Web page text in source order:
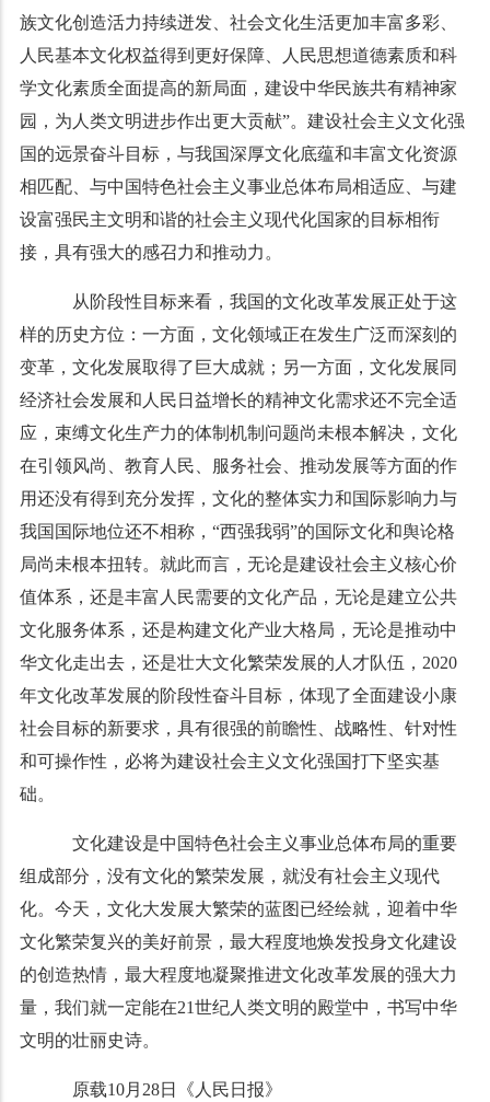
族文化创造活力持续迸发、社会文化生活更加丰富多彩、
人民基本文化权益得到更好保障、人民思想道德素质和科
学文化素质全面提高的新局面，建设中华民族共有精神家
园，为人类文明进步作出更大贡献”。建设社会主义文化强
国的远景奋斗目标，与我国深厚文化底蕴和丰富文化资源
相匹配、与中国特色社会主义事业总体布局相适应、与建
设富强民主文明和谐的社会主义现代化国家的目标相衔
接，具有强大的感召力和推动力。
从阶段性目标来看，我国的文化改革发展正处于这
样的历史方位：一方面，文化领域正在发生广泛而深刻的
变革，文化发展取得了巨大成就；另一方面，文化发展同
经济社会发展和人民日益增长的精神文化需求还不完全适
应，束缚文化生产力的体制机制问题尚未根本解决，文化
在引领风尚、教育人民、服务社会、推动发展等方面的作
用还没有得到充分发挥，文化的整体实力和国际影响力与
我国国际地位还不相称，“西强我弱”的国际文化和舆论格
局尚未根本扭转。就此而言，无论是建设社会主义核心价
值体系，还是丰富人民需要的文化产品，无论是建立公共
文化服务体系，还是构建文化产业大格局，无论是推动中
华文化走出去，还是壮大文化繁荣发展的人才队伍，2020
年文化改革发展的阶段性奋斗目标，体现了全面建设小康
社会目标的新要求，具有很强的前瞻性、战略性、针对性
和可操作性，必将为建设社会主义文化强国打下坚实基
础。
文化建设是中国特色社会主义事业总体布局的重要
组成部分，没有文化的繁荣发展，就没有社会主义现代
化。今天，文化大发展大繁荣的蓝图已经绘就，迎着中华
文化繁荣复兴的美好前景，最大程度地焕发投身文化建设
的创造热情，最大程度地凝聚推进文化改革发展的强大力
量，我们就一定能在21世纪人类文明的殿堂中，书写中华
文明的壮丽史诗。
原载10月28日《人民日报》